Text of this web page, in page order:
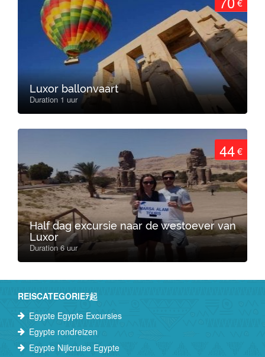
Luxor ballonvaart
Duration 1 uur
44€
Half dag excursie naar de westoever van
Luxor
Duration 6 uur
REISCATEGORIEﾃ起
Egypte Egypte Excursies
Egypte rondreizen
Egypte Nijlcruise Egypte